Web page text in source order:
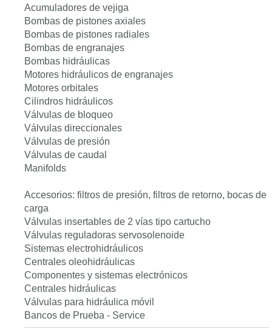
Acumuladores de vejiga
Bombas de pistones axiales
Bombas de pistones radiales
Bombas de engranajes
Bombas hidráulicas
Motores hidráulicos de engranajes
Motores orbitales
Cilindros hidráulicos
Válvulas de bloqueo
Válvulas direccionales
Válvulas de presión
Válvulas de caudal
Manifolds
Accesorios: filtros de presión, filtros de retorno, bocas de
carga
Válvulas insertables de 2 vías tipo cartucho
Válvulas reguladoras servosolenoide
Sistemas electrohidráulicos
Centrales oleohidráulicas
Componentes y sistemas electrónicos
Centrales hidráulicas
Válvulas para hidráulica móvil
Bancos de Prueba - Service